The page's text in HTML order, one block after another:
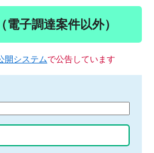
電子調達案件以外）
開システムで公告しています